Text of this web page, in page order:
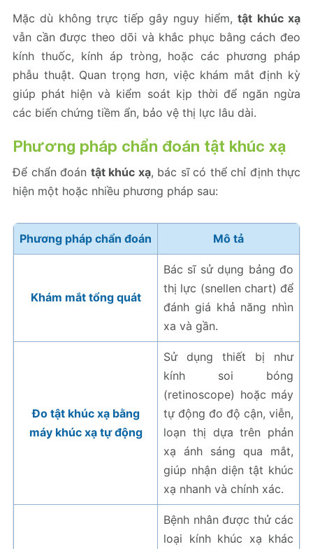
Mặc dù không trực tiếp gây nguy hiểm,tật khúc xạ
vẫn cần được theo dõi và khắc phục bằng cách đeo
kính thuốc, kính áp tròng, hoặc các phương pháp
phẫu thuật. Quan trọng hơn, việc khám mắt định kỳ
giúp phát hiện và kiểm soát kịp thời để ngăn ngừa
các biến chứng tiềm ẩn, bảo vệ thị lực lâu dài.
Phương pháp chẩn đoán tật khúc xạ
Để chẩn đoán tật khúc xạ, bác sĩ có thể chỉ định thực
hiện một hoặc nhiều phương pháp sau:
Phương pháp chẩn đoán Mô tả
Khám mắt tổng quát
Bác sĩ sử dụng bảng đo
thị lực (snellen chart) để
đánh giá khả năng nhìn
xa và gần.
Đo tật khúc xạ bằng
máy khúc xạ tự động
Sử dụng thiết bị như
kính soi bóng
(retinoscope) hoặc máy
tự động đo độ cận, viễn,
loạn thị dựa trên phản
xạ ánh sáng qua mắt,
giúp nhận diện tật khúc
xạ nhanh và chính xác.
Bệnh nhân được thử các
loại kính khúc xạ khác